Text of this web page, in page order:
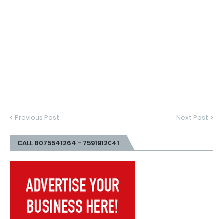
Previous Post Next Post
CALL 8075541264 - 7591912041